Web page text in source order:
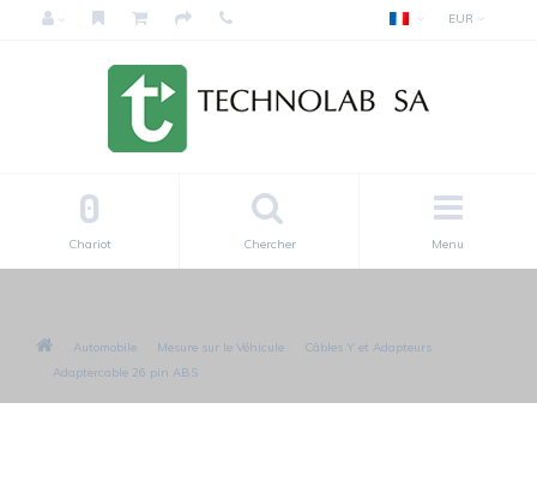
EUR
Menu
Chercher
0
Chariot
Automobile Mesure sur le Véhicule
Câbles Y et Adapteurs
Adaptercable 26 pin ABS